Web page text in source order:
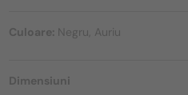
Culoare: Negru, Auriu
Dimensiuni